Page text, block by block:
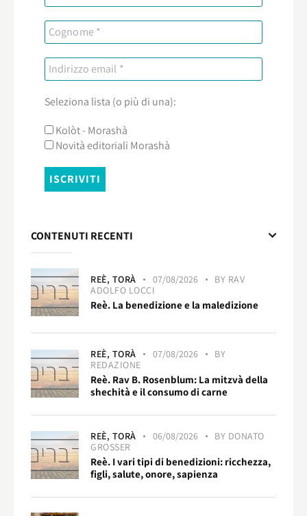
Seleziona lista (o più di una):
Kolòt - Morashà
Novità editoriali Morashà
CONTENUTI RECENTI
REÈ, TORÀ 07/08/2026 BY RAV
ADOLFO LOCCI
Reè. La benedizione e la maledizione
REÈ, TORÀ 07/08/2026
BY
REDAZIONE
Reè. Rav B. Rosenblum: La mitzvà della
shechità e il consumo di carne
REÈ, TORÀ 06/08/2026 BY DONATO
GROSSER
Reè. I vari tipi di benedizioni: ricchezza,
figli, salute, onore, sapienza